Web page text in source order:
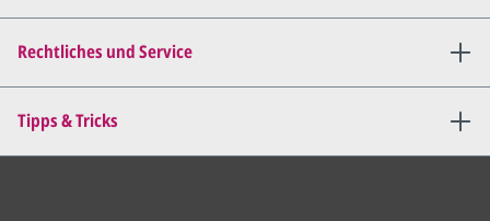
Dies wiederholen wir so lange,
bis
Rechtliches und Service
Tipps & Tricks